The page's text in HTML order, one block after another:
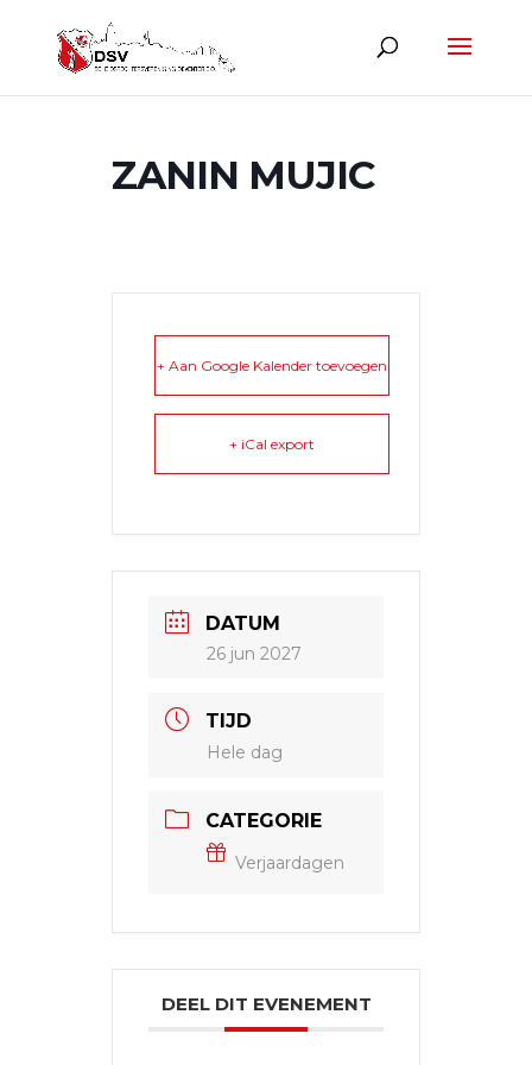
ZANIN MUJIC
+ Aan Google Kalender toevoegen
+ iCal export
DATUM
26 jun 2027
TIJD
Hele dag
CATEGORIE
Verjaardagen
DEEL DIT EVENEMENT